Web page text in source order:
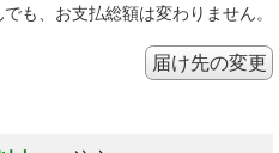
も、お支払総額は変わりません。
届け先の変更